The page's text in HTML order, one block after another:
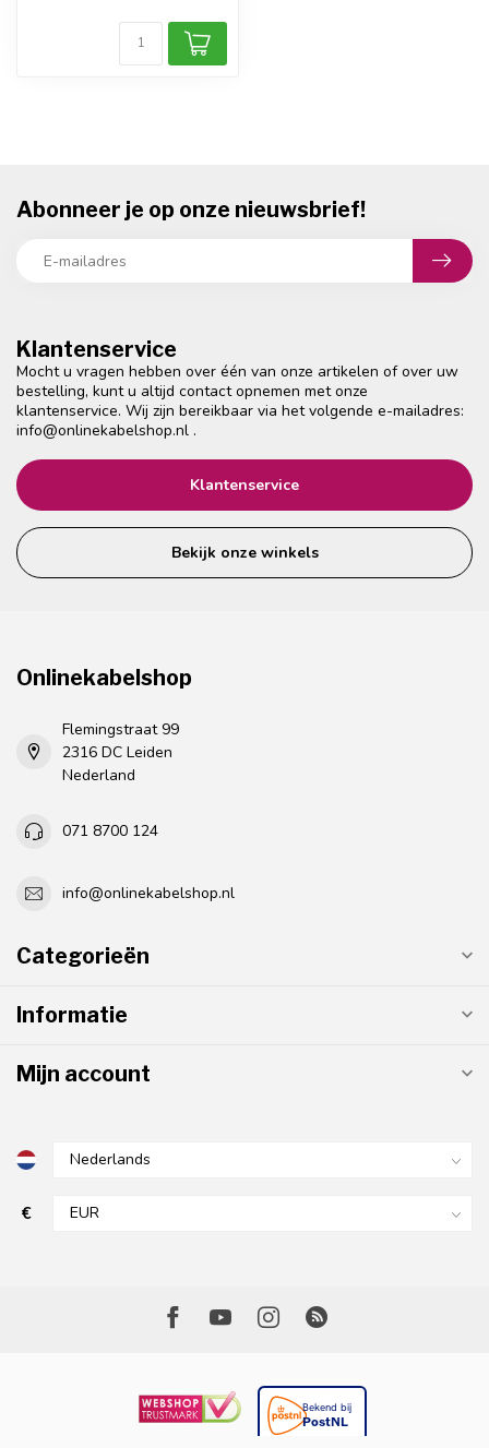
Klantenservice
Mocht u vragen hebben over één van onze artikelen of over uw
bestelling, kunt u altijd contact opnemen met onze
klantenservice. Wij zijn bereikbaar via het volgende e-mailadres:
info@onlinekabelshop.nl .
Klantenservice
Bekijk onze winkels
Abonneer je op onze nieuwsbrief!
Onlinekabelshop
Flemingstraat 99
2316 DC Leiden
Nederland
071 8700 124
info@onlinekabelshop.nl
Categorieën
Informatie
Mijn account
€